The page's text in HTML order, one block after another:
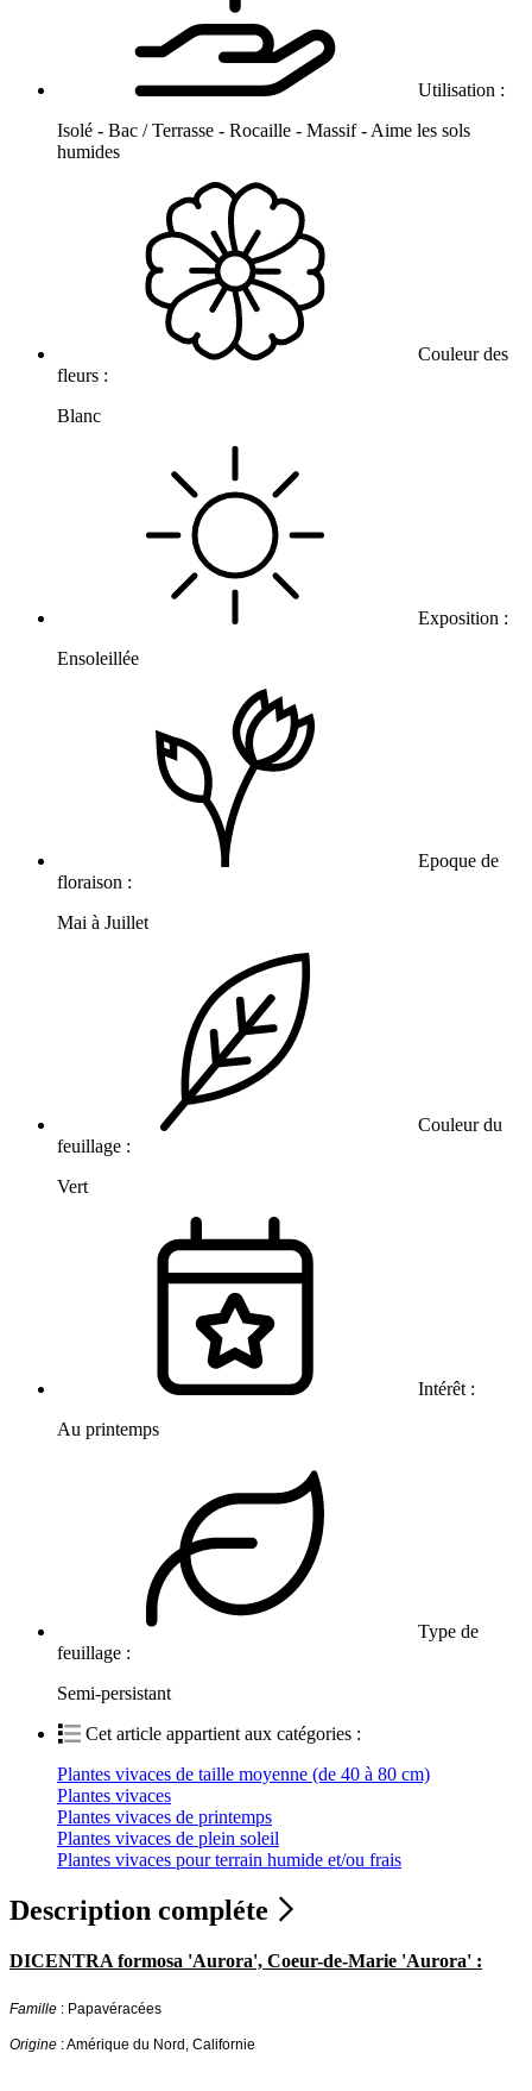
Utilisation :
Isolé - Bac / Terrasse - Rocaille - Massif - Aime les sols
humides
Couleur des
fleurs :
Blanc
Exposition :
Ensoleillée
Epoque de
floraison :
Mai à Juillet
Couleur du
feuillage :
Vert
Intérêt :
Au printemps
Type de
feuillage :
Semi-persistant
Cet article appartient aux catégories :
Plantes vivaces de taille moyenne (de 40 à 80 cm)
Plantes vivaces
Plantes vivaces de printemps
Plantes vivaces de plein soleil
Plantes vivaces pour terrain humide et/ou frais
Description compléte
DICENTRA formosa 'Aurora', Coeur-de-Marie 'Aurora' :
Famille : Papavéracées
Origine : Amérique du Nord, Californie